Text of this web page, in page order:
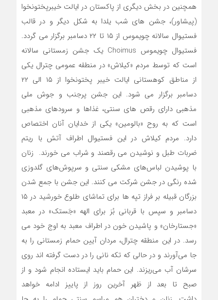
همچنین در بخش دیگری از پاکستان در ایالت خیبرپختونخوا
(پیشاور)، جشن های شب یلدا به شکل دیگر و در قالب
فستیوال سالانه چویموس از ۱۵ تا ۲۲ دسامبر برگزار می گردد.
فستیوال چویموس Choimus یک جشن زمستانی سالانه
است که توسط مردم «کیلاش» در منطقه عمومی چترال یکی
از مناطق کوهستانی ایالت خیبر پختونخوا از ۱۵ الی ۲۲
دسامبر برگزار می شود. این جشن پرجنب و جوش ملی
مذهبی دارای رقص های سنتی، غذاها و سرودهای مذهبی
است که به روح «بالومین» یکی از خدایان آنان اختصاص
دارد. مردم کیلاش در این فستیوال اطراف آتش با ریتم
ضربات طبل و نوشیدن می رقصند و شراب می خورند. زنان
با پوشیدن لباس‌های مشکی سنتی و سرپوش‌های گلدوزی
شده رنگی در جشن‌ شرکت می کنند. این جشن با جمع شدن
بزرگان قبیله بر فراز تپه ها برای تماشای طلوع خورشید در ۱۵
دسامبر و سپس با قربانی بُز برای الهه «جَستک» در معبد
«جستارخان» و پاشیدن خون در اطراف معبد به اوج خود می
رسد. در این منطقه چترال، مردان آیین حمام زمستانی را به
جا می‌آورند و در حالی که تکه نانی را در دست گرفته اند روی
سرشان آب می‌ریزند. این حمام باید ایستاده انجام شود و از
صبح تا بعد از ظهر آخرین روز از پاییز ادامه خواهد